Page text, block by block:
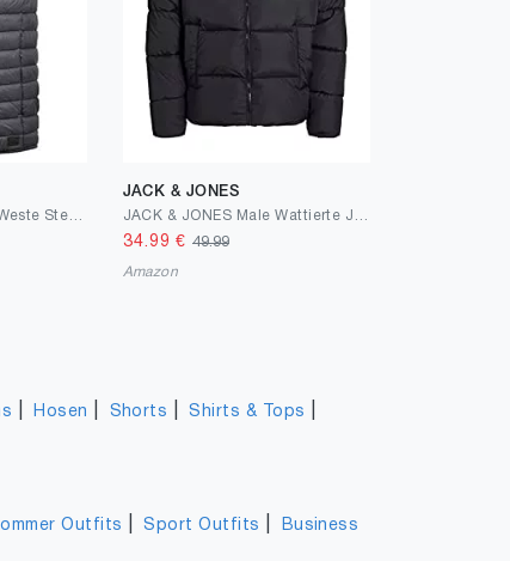
JACK & JONES
34.99 € 49.99
Amazon
Hosen Shorts |Shirts & Tops
Outfits |Sport Outfits
Business